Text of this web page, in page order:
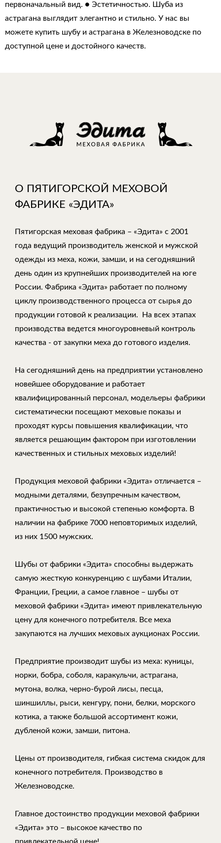
первоначальный вид. ● Эстетичностью. Шуба из
астрагана выглядит элегантно и стильно. У нас вы
можете купить шубу и астрагана в Железноводске по
доступной цене и достойного качеств.
О ПЯТИГОРСКОЙ МЕХОВОЙ
ФАБРИКЕ «ЭДИТА»
Пятигорская меховая фабрика – «Эдита» с 2001
года ведущий производитель женской и мужской
одежды из меха, кожи, замши, и на сегодняшний
день один из крупнейших производителей на юге
России. Фабрика «Эдита» работает по полному
циклу производственного процесса от сырья до
продукции готовой к реализации. На всех этапах
производства ведется многоуровневый контроль
качества - от закупки меха до готового изделия.
На сегодняшний день на предприятии установлено
новейшее оборудование и работает
квалифицированный персонал, модельеры фабрики
систематически посещают меховые показы и
проходят курсы повышения квалификации, что
является решающим фактором при изготовлении
качественных и стильных меховых изделий!
Продукция меховой фабрики «Эдита» отличается –
модными деталями, безупречным качеством,
практичностью и высокой степенью комфорта. В
наличии на фабрике 7000 неповторимых изделий,
из них 1500 мужских.
Шубы от фабрики «Эдита» способны выдержать
самую жесткую конкуренцию с шубами Италии,
Франции, Греции, а самое главное – шубы от
меховой фабрики «Эдита» имеют привлекательную
цену для конечного потребителя. Все меха
закупаются на лучших меховых аукционах России.
Предприятие производит шубы из меха: куницы,
норки, бобра, соболя, каракульчи, астрагана,
мутона, волка, черно-бурой лисы, песца,
шиншиллы, рыси, кенгуру, пони, белки, морского
котика, а также большой ассортимент кожи,
дубленой кожи, замши, питона.
Цены от производителя, гибкая система скидок для
конечного потребителя. Производство в
Железноводске.
Главное достоинство продукции меховой фабрики
«Эдита» это – высокое качество по